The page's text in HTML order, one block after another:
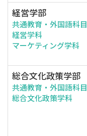
経営学部
共通教育・外国語科目
経営学科
マーケティング学科
総合文化政策学部
共通教育・外国語科目
総合文化政策学科